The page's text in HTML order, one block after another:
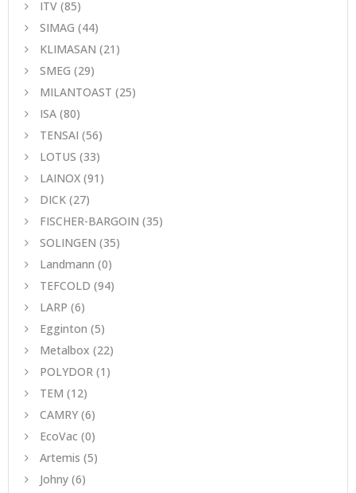
ITV (85)
SIMAG (44)
KLIMASAN (21)
SMEG (29)
MILANTOAST (25)
ISA (80)
TENSAI (56)
LOTUS (33)
LAINOX (91)
DICK (27)
FISCHER-BARGOIN (35)
SOLINGEN (35)
Landmann (0)
TEFCOLD (94)
LARP (6)
Egginton (5)
Metalbox (22)
POLYDOR (1)
TEM (12)
CAMRY (6)
EcoVac (0)
Artemis (5)
Johny (6)